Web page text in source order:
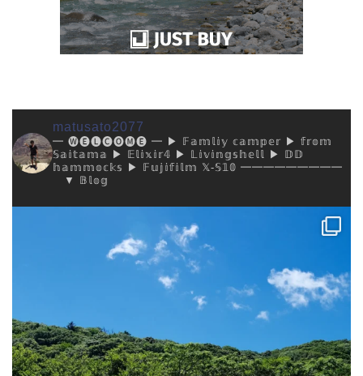
matusato2077
━ 🅦🅔🅛🅒🅞🅜🅔 ━ ▶︎ 𝔽𝕒𝕞𝕝𝕚𝕪 𝕔𝕒𝕞𝕡𝕖𝕣 ▶︎ 𝕗𝕣𝕠𝕞
𝕊𝕒𝕚𝕥𝕒𝕞𝕒 ▶︎ 𝔼𝕝𝕚𝕩𝕚𝕣𝟜 ▶︎ 𝕃𝕚𝕧𝕚𝕟𝕘𝕤𝕙𝕖𝕝𝕝 ▶︎ 𝔻𝔻
𝕙𝕒𝕞𝕞𝕠𝕔𝕜𝕤 ▶︎ 𝔽𝕦𝕛𝕚𝕗𝕚𝕝𝕞 𝕏-𝕊𝟙𝟘 ━━━━━━━━━
▼ 𝔹𝕝𝕠𝕘